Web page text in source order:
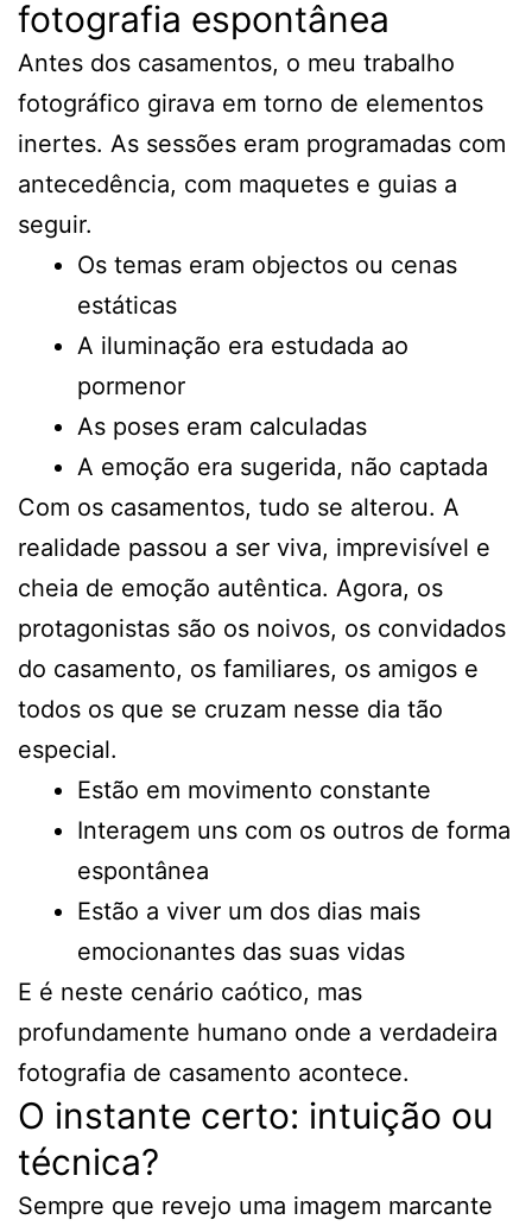
fotografia espontânea
Antes dos casamentos, o meu trabalho
fotográfico girava em torno de elementos
inertes. As sessões eram programadas com
antecedência, com maquetes e guias a
seguir.
Os temas eram objectos ou cenas
estáticas
A iluminação era estudada ao
pormenor
As poses eram calculadas
A emoção era sugerida, não captada
Com os casamentos, tudo se alterou. A
realidade passou a ser viva, imprevisível e
cheia de emoção autêntica. Agora, os
protagonistas são os noivos, os convidados
do casamento, os familiares, os amigos e
todos os que se cruzam nesse dia tão
especial.
Estão em movimento constante
Interagem uns com os outros de forma
espontânea
Estão a viver um dos dias mais
emocionantes das suas vidas
E é neste cenário caótico, mas
profundamente humano onde a verdadeira
fotografia de casamento acontece.
O instante certo: intuição ou
técnica?
Sempre que revejo uma imagem marcante